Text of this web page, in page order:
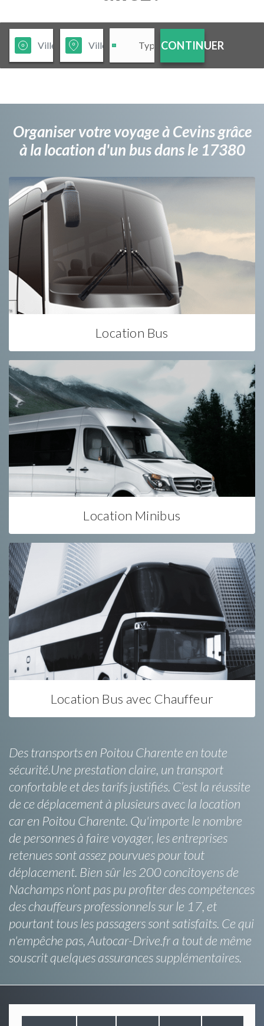
CONTINUER
Organiser votre voyage à Cevins grâce
à la location d'un bus dans le 17380
Location Bus
Location Minibus
Location Bus avec Chauffeur
Des transports en Poitou Charente en toute
sécurité.Une prestation claire, un transport
confortable et des tarifs justifiés. C’est la réussite
de ce déplacement à plusieurs avec la location
car en Poitou Charente. Qu'importe le nombre
de personnes à faire voyager, les entreprises
retenues sont assez pourvues pour tout
déplacement. Bien sûr les 200 concitoyens de
Nachamps n’ont pas pu profiter des compétences
des chauffeurs professionnels sur le 17, et
pourtant tous les passagers sont satisfaits. Ce qui
n'empêche pas, Autocar-Drive.fr a tout de même
souscrit quelques assurances supplémentaires.